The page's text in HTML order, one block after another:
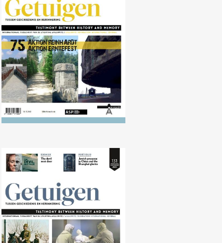
Nr. 132 (04/2021) AKTION
REINHARDT en AKTION
ERNTEFEST
Nr. 131 (10/2020) Oorlog in de
Stille Oceaan